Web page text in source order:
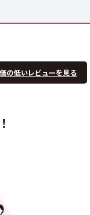
の低いレビューを見る